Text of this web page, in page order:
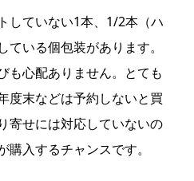
していない1本、1/2本（ハ
いる個包装があります。
も心配ありません。とても
度末などは予約しないと買
寄せには対応していないの
入するチャンスです。